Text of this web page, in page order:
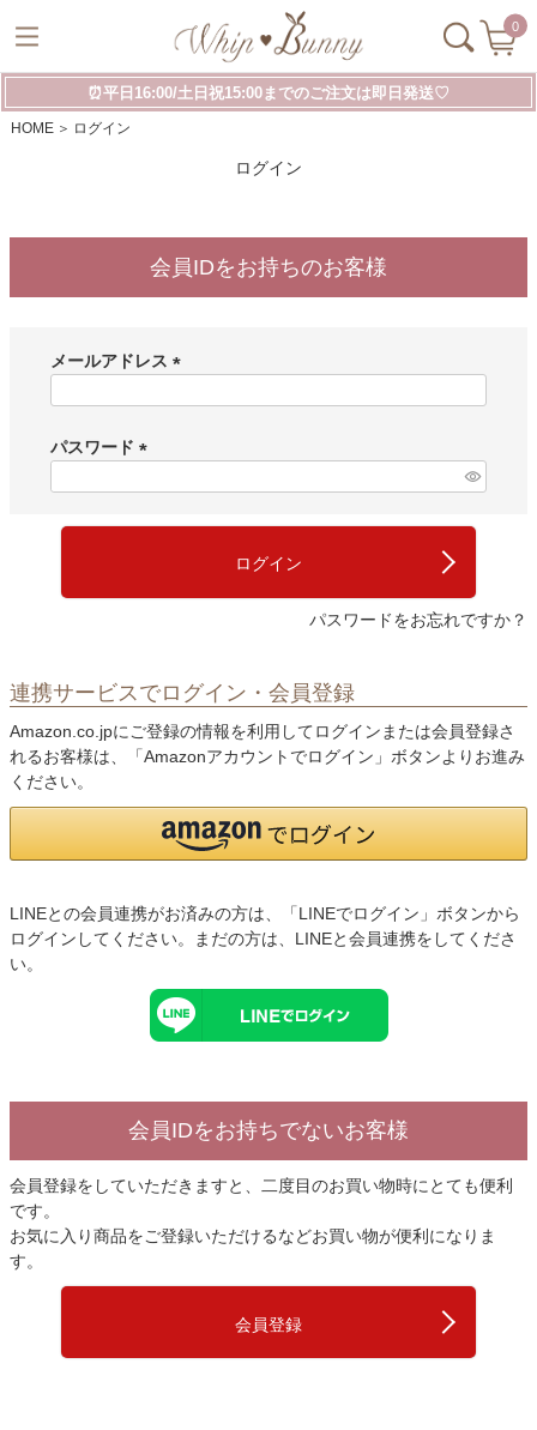
0
⏰平日16:00/土日祝15:00までのご注文は即日発送♡
HOME ログイン
ログイン
会員IDをお持ちのお客様
メールアドレス
)
パスワード
須
ログイン
パスワードをお忘れですか？
連携サービスでログイン・会員登録
Amazon.co.jpにご登録の情報を利用してログインまたは会員登録さ
れるお客様は、「Amazonアカウントでログイン」ボタンよりお進み
ください。
LINEとの会員連携がお済みの方は、「LINEでログイン」ボタンから
ログインしてください。まだの方は、 LINEと会員連携をしてくださ
い。
会員IDをお持ちでないお客様
会員登録をしていただきますと、二度目のお買い物時にとても便利
です。
お気に入り商品をご登録いただけるなどお買い物が便利になりま
す。
会員登録